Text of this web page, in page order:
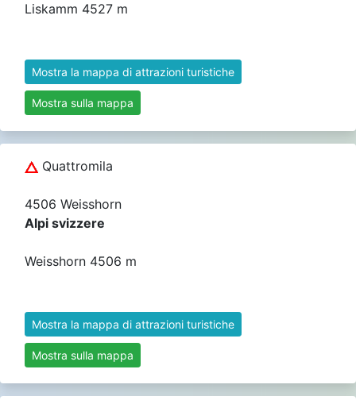
Liskamm 4527 m
Mostra la mappa di attrazioni turistiche
Mostra sulla mappa
Quattromila
4506 Weisshorn
Alpi svizzere
Weisshorn 4506 m
Mostra la mappa di attrazioni turistiche
Mostra sulla mappa